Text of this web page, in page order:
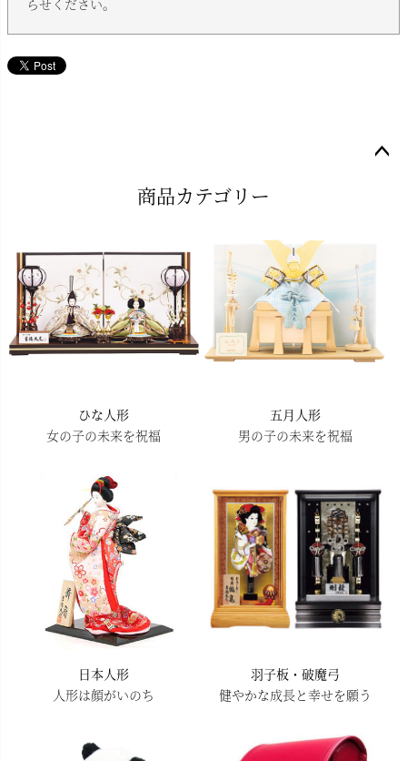
らせください。
商品カテゴリー
ひな人形
女の子の未来を祝福
五月人形
男の子の未来を祝福
日本人形
人形は顔がいのち
羽子板・破魔弓
健やかな成長と幸せを願う